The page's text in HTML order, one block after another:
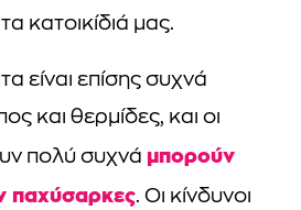
κατοικίδιά μας.
είναι επίσης συχνά
και θερμίδες, και οι
πολύ συχνά μπορούν
παχύσαρκες. Οι κίνδυνοι